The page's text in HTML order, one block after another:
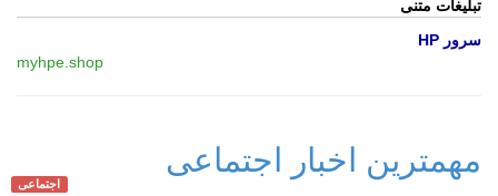
تبلیغات متنی
سرور HP
myhpe.shop
مهمترین اخبار اجتماعی
اجتماعی